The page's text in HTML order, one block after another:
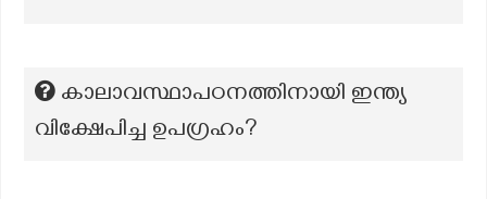
കാലാവസ്ഥാപഠനത്തിനായി ഇന്ത്യ
വിക്ഷേപിച്ച ഉപഗ്രഹം?